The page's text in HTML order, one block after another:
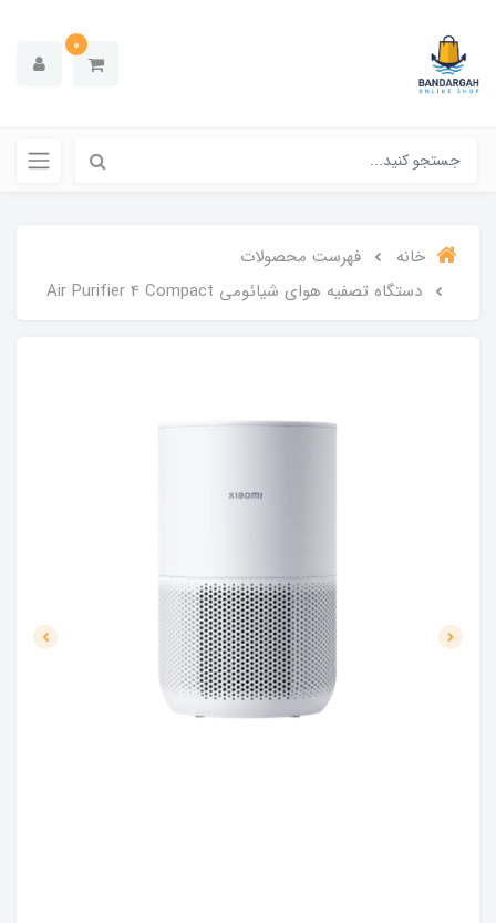
0
خانه
فهرست محصولات
دستگاه تصفیه هوای شیائومی Air Purifier 4 Compact